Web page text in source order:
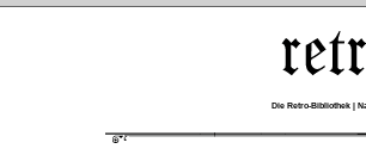
Die Retro-Bibliothek |